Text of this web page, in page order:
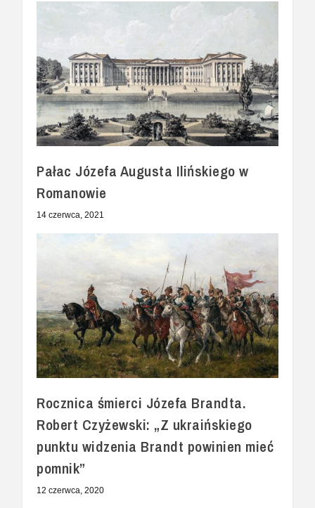
Pałac Józefa Augusta Ilińskiego w
Romanowie
14 czerwca, 2021
Rocznica śmierci Józefa Brandta.
Robert Czyżewski: „Z ukraińskiego
punktu widzenia Brandt powinien mieć
pomnik”
12 czerwca, 2020